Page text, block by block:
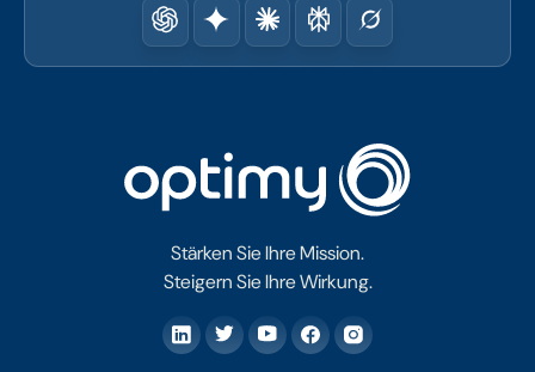
Stärken Sie Ihre Mission.
Steigern Sie Ihre Wirkung.